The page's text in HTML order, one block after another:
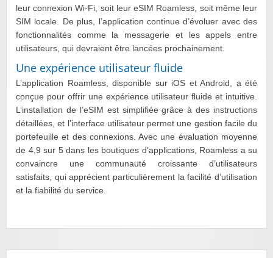
leur connexion Wi-Fi, soit leur eSIM Roamless, soit même leur
SIM locale. De plus, l’application continue d’évoluer avec des
fonctionnalités comme la messagerie et les appels entre
utilisateurs, qui devraient être lancées prochainement.
Une expérience utilisateur fluide
L’application Roamless, disponible sur iOS et Android, a été
conçue pour offrir une expérience utilisateur fluide et intuitive.
L’installation de l’eSIM est simplifiée grâce à des instructions
détaillées, et l’interface utilisateur permet une gestion facile du
portefeuille et des connexions. Avec une évaluation moyenne
de 4,9 sur 5 dans les boutiques d’applications, Roamless a su
convaincre une communauté croissante d’utilisateurs
satisfaits, qui apprécient particulièrement la facilité d’utilisation
et la fiabilité du service.